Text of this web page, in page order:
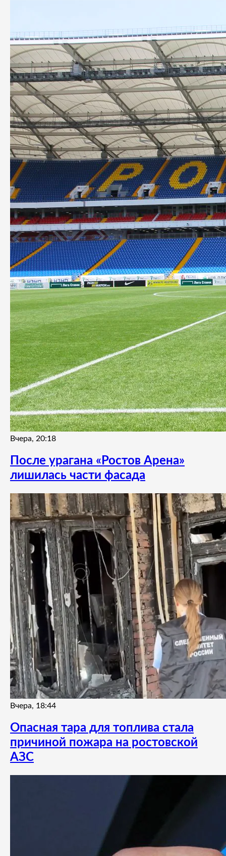
Вчера, 20:18
После урагана «Ростов Арена»
лишилась части фасада
Вчера, 18:44
Опасная тара для топлива стала
причиной пожара на ростовской
АЗС